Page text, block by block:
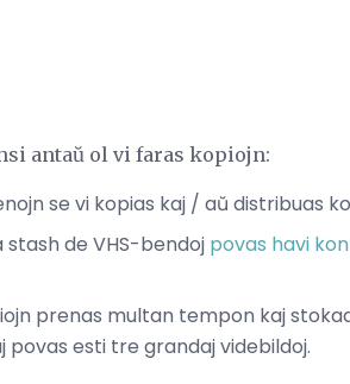
antaŭ ol vi faras kopiojn:
se vi kopias kaj / aŭ distribuas
stash de VHS-bendoj povas havi
prenas multan tempon kaj
povas esti tre grandaj videbildoj.